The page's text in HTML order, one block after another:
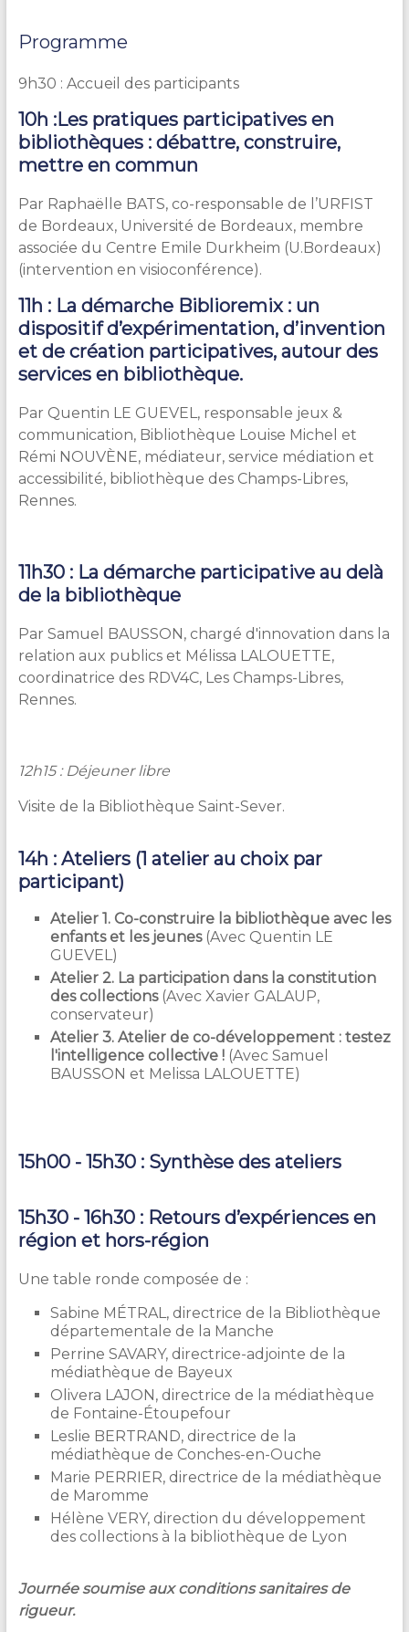
Programme
9h30 : Accueil des participants
10h :Les pratiques participatives en
bibliothèques : débattre, construire,
mettre en commun
Par Raphaëlle BATS, co-responsable de l’URFIST
de Bordeaux, Université de Bordeaux, membre
associée du Centre Emile Durkheim (U.Bordeaux)
(intervention en visioconférence).
11h : La démarche Biblioremix : un
dispositif d’expérimentation, d’invention
et de création participatives, autour des
services en bibliothèque.
Par Quentin LE GUEVEL, responsable jeux &
communication, Bibliothèque Louise Michel et
Rémi NOUVÈNE, médiateur, service médiation et
accessibilité, bibliothèque des Champs-Libres,
Rennes.
11h30 : La démarche participative au delà
de la bibliothèque
Par Samuel BAUSSON, chargé d'innovation dans la
relation aux publics et Mélissa LALOUETTE,
coordinatrice des RDV4C, Les Champs-Libres,
Rennes.
12h15 : Déjeuner libre
Visite de la Bibliothèque Saint-Sever.
14h : Ateliers (1 atelier au choix par
participant)
Atelier 1. Co-construire la bibliothèque avec les
enfants et les jeunes (Avec Quentin LE
GUEVEL)
Atelier 2. La participation dans la constitution
des collections(Avec Xavier GALAUP,
conservateur)
Atelier 3. Atelier de co-développement : testez
l'intelligence collective ! (Avec Samuel
BAUSSON et Melissa LALOUETTE)
15h00 - 15h30 : Synthèse des ateliers
15h30 - 16h30 : Retours d’expériences en
région et hors-région
Une table ronde composée de :
Sabine MÉTRAL, directrice de la Bibliothèque
départementale de la Manche
Perrine SAVARY, directrice-adjointe de la
médiathèque de Bayeux
Olivera LAJON, directrice de la médiathèque
de Fontaine-Étoupefour
Leslie BERTRAND, directrice de la
médiathèque de Conches-en-Ouche
Marie PERRIER, directrice de la médiathèque
de Maromme
Hélène VERY, direction du développement
des collections à la bibliothèque de Lyon
Journée soumise aux conditions sanitaires de
rigueur.